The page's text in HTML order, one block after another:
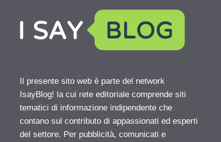
Il presente sito web è parte del network
IsayBlog! la cui rete editoriale comprende siti
tematici di informazione indipendente che
contano sul contributo di appassionati ed esperti
del settore. Per pubblicità, comunicati e